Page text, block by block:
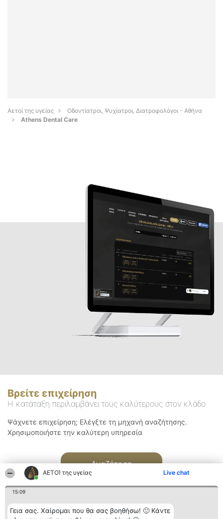
ΑΕΤΟΊ της υγείας Live chat
15:09
Γεια σας. Χαίρομαι που θα σας βοηθήσω! 🙂 Κάντε
Αετοί της υγείας
Οδοντίατροι, Ψυχίατροι, Διατροφολόγοι - Αθήνα
Athens Dental Care
Βρείτε επιχείρηση
Η κατάταξη περιλαμβάνει τους καλύτερους στον κλάδο
Ψάχνετε επιχείρηση; Ελέγξτε τη μηχανή αναζήτησης.
Χρησιμοποιήστε την καλύτερη υπηρεσία
Αναζήτηση